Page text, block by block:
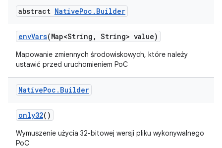
abstract NativePoc . Builder
envVars(Map<String , String> value)
Mapowanie zmiennych środowiskowych, które należy
ustawić przed uruchomieniem PoC
NativePoc . Builder
only32()
Wymuszenie użycia 32-bitowej wersji pliku wykonywalnego
PoC